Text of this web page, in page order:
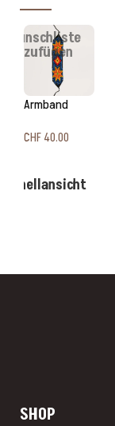
Diese
peruanischen
Geometrie der
Regenwald.
Royalblau und
Paar ist ein
Festivalbegleiter
Konibo aus dem
Tradition
die Beziehung
2008 ist die